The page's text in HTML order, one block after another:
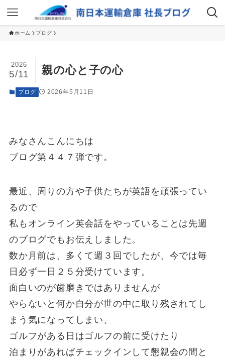
ホーム ブログ
親の心と子の心
2026
5/11
ブログ 2026年5月11日
みなさんこんにちは
ブログ第４４７弾です。
最近、周りの方や子供たちが英語を頑張ってい
るので
私もオンライン英会話をやっていることは先週
のブログでもお伝えしました。
数か月前は、多くて週３回でしたが、今では毎
日必ず一日２５分受けています。
面白いのが歯磨きではありませんが
やらないと何か自分が世の中に取り残されてし
まう気になってしまい、
ゴルフがある日はゴルフの前に受けたり
泊まりがあればチェックインして懇親会の間と